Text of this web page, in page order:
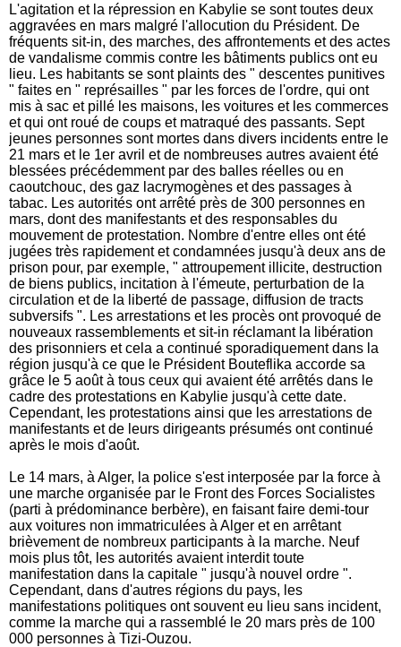
L'agitation et la répression en Kabylie se sont toutes deux
aggravées en mars malgré l'allocution du Président. De
fréquents sit-in, des marches, des affrontements et des actes
de vandalisme commis contre les bâtiments publics ont eu
lieu. Les habitants se sont plaints des " descentes punitives
" faites en " représailles " par les forces de l'ordre, qui ont
mis à sac et pillé les maisons, les voitures et les commerces
et qui ont roué de coups et matraqué des passants. Sept
jeunes personnes sont mortes dans divers incidents entre le
21 mars et le 1er avril et de nombreuses autres avaient été
blessées précédemment par des balles réelles ou en
caoutchouc, des gaz lacrymogènes et des passages à
tabac. Les autorités ont arrêté près de 300 personnes en
mars, dont des manifestants et des responsables du
mouvement de protestation. Nombre d'entre elles ont été
jugées très rapidement et condamnées jusqu'à deux ans de
prison pour, par exemple, " attroupement illicite, destruction
de biens publics, incitation à l'émeute, perturbation de la
circulation et de la liberté de passage, diffusion de tracts
subversifs ". Les arrestations et les procès ont provoqué de
nouveaux rassemblements et sit-in réclamant la libération
des prisonniers et cela a continué sporadiquement dans la
région jusqu'à ce que le Président Bouteflika accorde sa
grâce le 5 août à tous ceux qui avaient été arrêtés dans le
cadre des protestations en Kabylie jusqu'à cette date.
Cependant, les protestations ainsi que les arrestations de
manifestants et de leurs dirigeants présumés ont continué
après le mois d'août.
Le 14 mars, à Alger, la police s'est interposée par la force à
une marche organisée par le Front des Forces Socialistes
(parti à prédominance berbère), en faisant faire demi-tour
aux voitures non immatriculées à Alger et en arrêtant
brièvement de nombreux participants à la marche. Neuf
mois plus tôt, les autorités avaient interdit toute
manifestation dans la capitale " jusqu'à nouvel ordre ".
Cependant, dans d'autres régions du pays, les
manifestations politiques ont souvent eu lieu sans incident,
comme la marche qui a rassemblé le 20 mars près de 100
000 personnes à Tizi-Ouzou.